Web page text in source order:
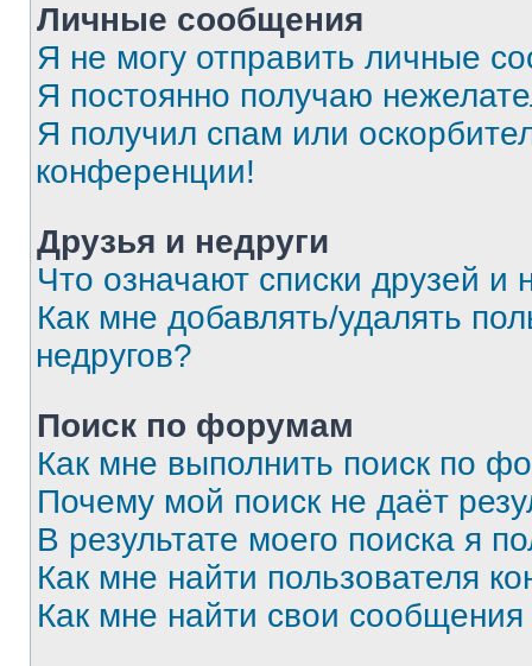
Личные сообщения
Я не могу отправить личные
Я постоянно получаю
Я получил спам или
конференции!
Друзья и недруги
Что означают списки друзей и
Как мне добавлять/удалять
недругов?
Поиск по форумам
Как мне выполнить поиск по
Почему мой поиск не даёт
В результате моего поиска я
Как мне найти пользователя
Как мне найти свои